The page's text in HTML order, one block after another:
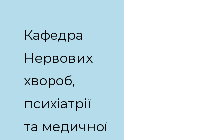
Кафедра
Нервових
хвороб,
психіатрії
та медичної